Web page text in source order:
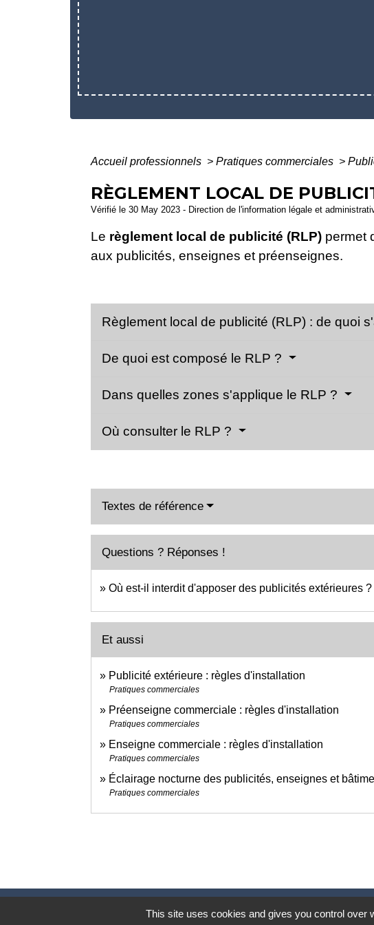
Accueil professionnels > Pratiques commerciales >
RÈGLEMENT LOCAL DE
Vérifié le 30 May 2023 - Direction de l'information légale et
Le règlement local de publicité (RLP) permet
aux publicités, enseignes et préenseignes.
Règlement local de publicité (RLP) : de quoi
De quoi est composé le RLP ?
Dans quelles zones s'applique le RLP ?
Où consulter le RLP ?
Textes de référence
Questions ? Réponses !
Où est-il interdit d'apposer des publicités extérieures ?
Et aussi
Publicité extérieure : règles d'installation
Pratiques commerciales
Préenseigne commerciale : règles d'installation
Pratiques commerciales
Enseigne commerciale : règles d'installation
Pratiques commerciales
Éclairage nocturne des publicités, enseignes et
Pratiques commerciales
This site uses cookies and gives you control over